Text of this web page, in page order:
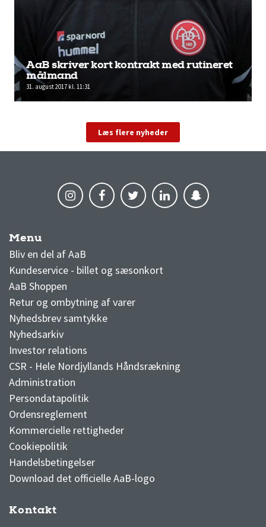
AaB skriver kort kontrakt med rutineret
målmand
31. august 2017 kl. 11:31
Læs flere nyheder
Menu
Bliv en del af AaB
Kundeservice - billet og sæsonkort
AaB Shoppen
Retur og ombytning af varer
Nyhedsbrev samtykke
Nyhedsarkiv
Investor relations
CSR - Hele Nordjyllands Håndsrækning
Administration
Persondatapolitik
Ordensreglement
Kommercielle rettigheder
Cookiepolitik
Handelsbetingelser
Download det officielle AaB-logo
Kontakt